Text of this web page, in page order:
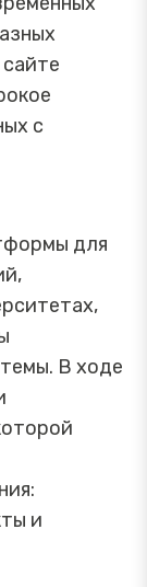
с
для
В ходе
и